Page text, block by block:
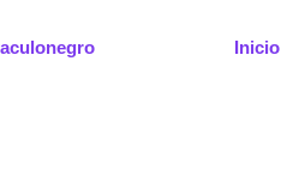
Inicio